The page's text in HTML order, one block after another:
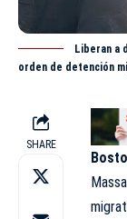
Liberan a
orden de detención
SHARE